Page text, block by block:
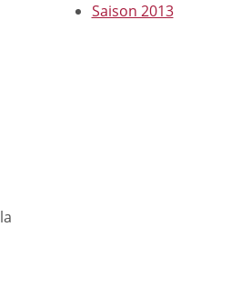
Saison 2013